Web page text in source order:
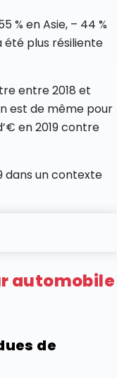
% en Asie, – 44 %
été plus résiliente
entre 2018 et
est de même pour
en 2019 contre
dans un contexte
automobile
de